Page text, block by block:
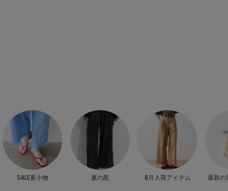
SALE夏小物 夏の黒 8月入荷アイテム 最新の